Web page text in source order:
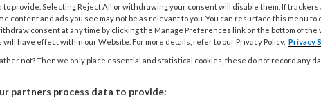
to provide. Selecting Reject All or withdrawing your consent will disable them. If trackers
content and ads you see may not be as relevant to you. You can resurface this menu to
consent at any time by clicking the Manage Preferences link on the bottom of the
will have effect within our Website. For more details, refer to our Privacy Policy. Privacy
not? Then we only place essential and statistical cookies, these do not record any
partners process data to provide: